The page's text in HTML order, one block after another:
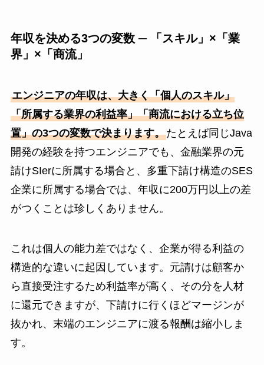
年収を決める3つの変数 ─ 「スキル」×「業
界」×「商流」
エンジニアの年収は、大きく「個人のスキル」
「所属する業界の利益率」「商流における立ち位
置」の3つの変数で決まります。たとえば同じJava
開発の経験を持つエンジニアでも、金融業界の元
請けSIerに所属する場合と、多重下請け構造のSES
企業に所属する場合では、年収に200万円以上の差
がつくことは珍しくありません。
これは個人の能力差ではなく、企業が得る利益の
構造的な違いに起因しています。元請けは顧客か
ら直接受注するため利益率が高く、その分を人材
に還元できますが、下請けに行くほどマージンが
抜かれ、末端のエンジニアに渡る報酬は縮小しま
す。